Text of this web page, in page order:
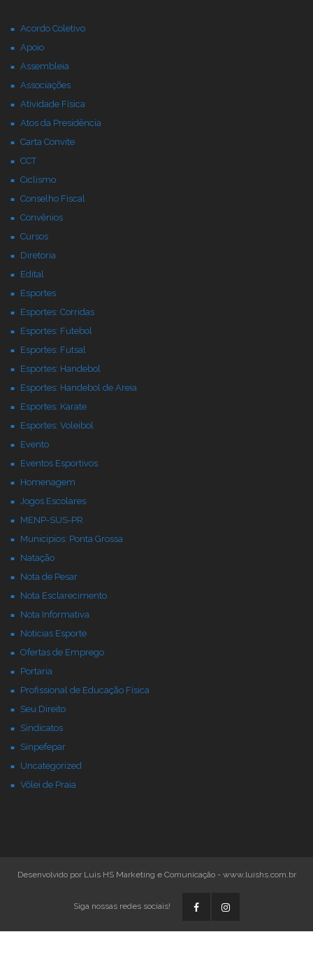
Acordo Coletivo
Apoio
Assembleia
Associações
Atividade Física
Atos da Presidência
Carta Convite
CCT
Ciclismo
Conselho Fiscal
Convênios
Cursos
Diretoria
Edital
Esportes
Esportes: Corridas
Esportes: Futebol
Esportes: Futsal
Esportes: Handebol
Esportes: Handebol de Areia
Esportes: Karate
Esportes: Voleibol
Evento
Eventos Esportivos
Homenagem
Jogos Escolares
MENP-SUS-PR
Municipios: Ponta Grossa
Natação
Nota de Pesar
Nota Esclarecimento
Nota Informativa
Noticias Esporte
Ofertas de Emprego
Portaria
Profissional de Educação Física
Seu Direito
Sindicatos
Sinpefepar
Uncategorized
Vôlei de Praia
Desenvolvido por Luis HS Marketing e Comunicação - www.luishs.com.br
Siga nossas redes sociais!